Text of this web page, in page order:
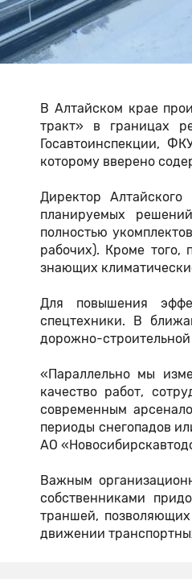
В Алтайском крае
тракт» в границах
Госавтоинспекции,
которому вверено
Директор
планируемых
полностью
рабочих). Кроме того,
знающих
Для повышения
спецтехники. В
дорожно-строительной
«Параллельно мы
качество работ,
современным
периоды снегопадов
АО
Важным
собственниками
траншей,
движении